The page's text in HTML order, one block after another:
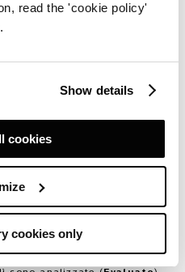
read the 'cookie policy'
Show details
cookies
cookies only
alla piattaforma ed
attraverso
di Pagani L.E.O., la
remota ed una
– OPERATE.
la nuova centralina
l’architettura elettronica
le informazioni provenienti
unità di controllo, operando
costanti di tutti i
le informazioni sono